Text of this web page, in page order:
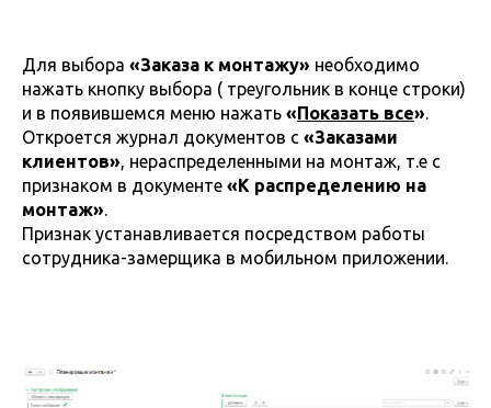
Для выбора «Заказа к монтажу» необходимо
нажать кнопку выбора ( треугольник в конце строки)
и в появившемся меню нажать «Показать все»
Откроется журнал документов с «Заказами
клиентов» , нераспределенными на монтаж, т.е с
признаком в документе «К распределению на
монтаж»
Признак устанавливается посредством работы
сотрудника-замерщика в мобильном приложении.